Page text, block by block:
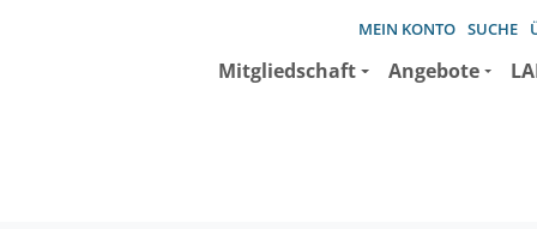
MEIN KONTO SUCHE
Mitgliedschaft Angebote